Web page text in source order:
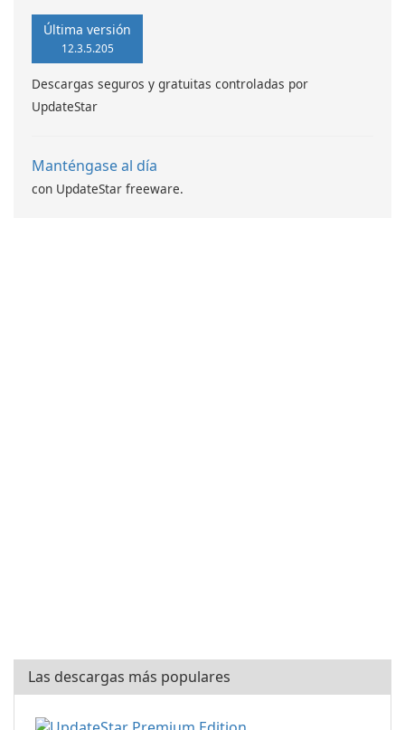
Última versión
12.3.5.205
Descargas seguros y gratuitas controladas por
UpdateStar
Manténgase al día
con UpdateStar freeware.
Las descargas más populares